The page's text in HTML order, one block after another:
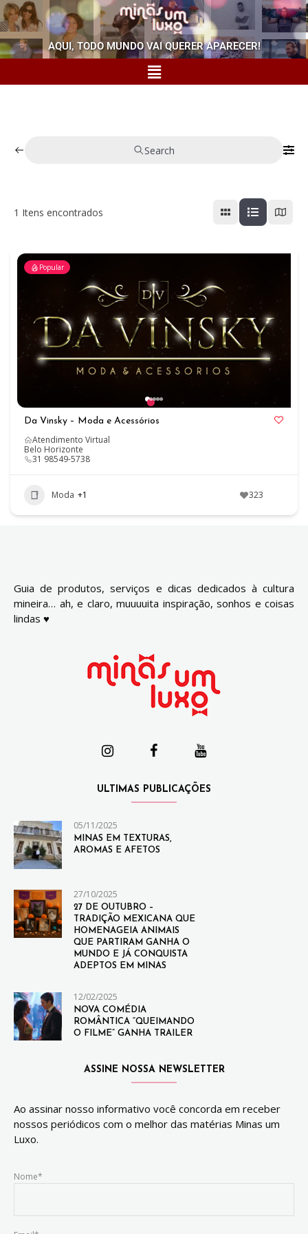
AQUI, TODO MUNDO VAI QUERER APARECER!
Search
1 Itens encontrados
Popular
Da Vinsky – Moda e Acessórios
Atendimento Virtual
Belo Horizonte
31 98549-5738
Moda +1 323
Guia de produtos, serviços e dicas dedicados à cultura
mineira… ah, e claro, muuuuita inspiração, sonhos e coisas
lindas ♥
ULTIMAS PUBLICAÇÕES
05/11/2025
MINAS EM TEXTURAS,
AROMAS E AFETOS
27/10/2025
27 DE OUTUBRO –
TRADIÇÃO MEXICANA QUE
HOMENAGEIA ANIMAIS
QUE PARTIRAM GANHA O
MUNDO E JÁ CONQUISTA
ADEPTOS EM MINAS
12/02/2025
NOVA COMÉDIA
ROMÂNTICA “QUEIMANDO
O FILME” GANHA TRAILER
ASSINE NOSSA NEWSLETTER
Ao assinar nosso informativo você concorda em receber
nossos periódicos com o melhor das matérias Minas um
Luxo.
Nome*